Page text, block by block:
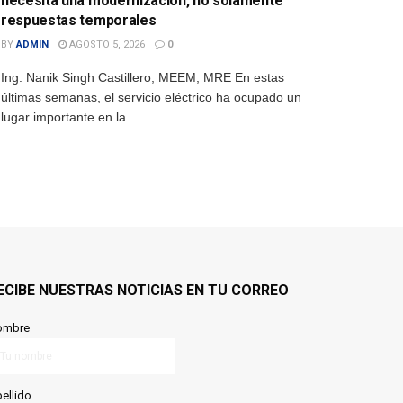
respuestas temporales
BY ADMIN AGOSTO 5, 2026 0
Ing. Nanik Singh Castillero, MEEM, MRE En estas
últimas semanas, el servicio eléctrico ha ocupado un
lugar importante en la...
NUESTRAS NOTICIAS EN TU CORREO